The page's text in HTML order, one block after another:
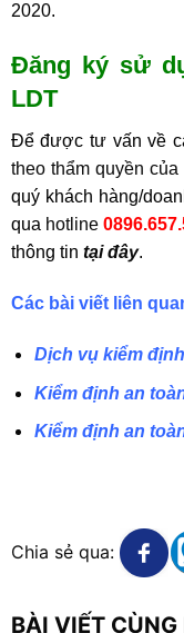
2020.
Đăng ký sử
LDT
Để được tư vấn về
theo thẩm quyền
quý khách hàng/
qua hotline
thông tin tại đây.
Các bài viết liên
Dịch vụ kiểm
Kiểm định an
Kiểm định an
Chia sẻ qua:
BÀI VIẾT